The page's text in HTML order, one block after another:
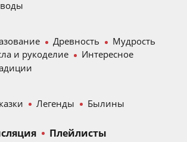
Древность
Мудрость
и рукоделие
Интересное
Легенды Былины
Плейлисты